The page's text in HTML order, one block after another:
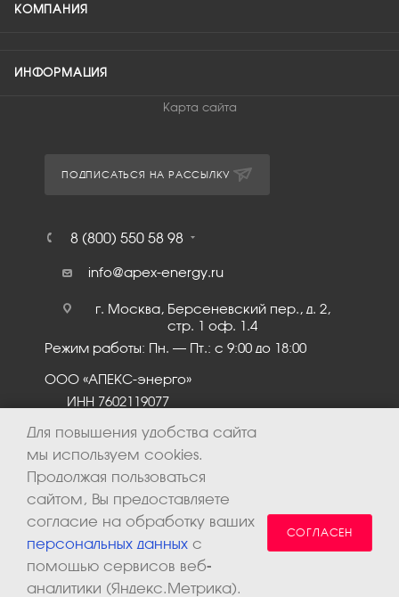
КОМПАНИЯ
ИНФОРМАЦИЯ
Карта сайта
ПОДПИСАТЬСЯ НА РАССЫЛКУ
8 (800) 550 58 98
info@apex-energy.ru
г. Москва, Берсеневский пер., д. 2,
стр. 1 оф. 1.4
Режим работы: Пн. – Пт.: с 9:00 до 18:00
ООО «АПЕКС-энерго»
ИНН 7602119077
Для повышения удобства сайта
мы используем cookies.
Продолжая пользоваться
сайтом, Вы предоставляете
согласие на обработку ваших
персональных данных с
помощью сервисов веб-
аналитики (Яндекс.Метрика).
СОГЛАСЕН